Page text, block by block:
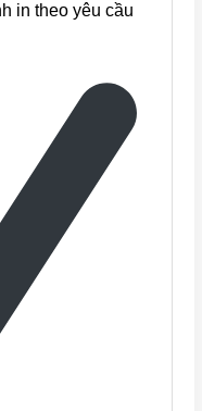
in theo yêu cầu